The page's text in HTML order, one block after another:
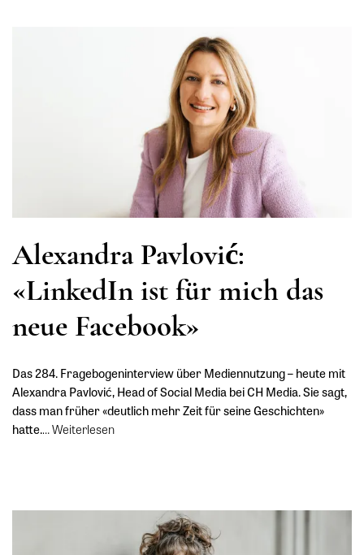
Alexandra Pavlović:
«LinkedIn ist für mich das
neue Facebook»
Das 284. Fragebogeninterview über Mediennutzung – heute mit
Alexandra Pavlović, Head of Social Media bei CH Media. Sie sagt,
dass man früher «deutlich mehr Zeit für seine Geschichten»
hatte.…Weiterlesen